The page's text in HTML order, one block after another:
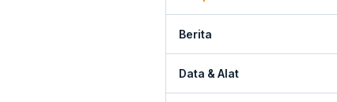
Berita
Data & Alat